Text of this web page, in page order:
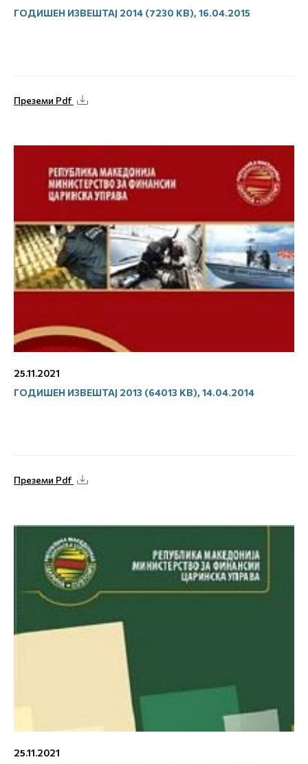
ГОДИШЕН ИЗВЕШТАЈ 2014 (7230 KB), 16.04.2015
Преземи Pdf
25.11.2021
ГОДИШЕН ИЗВЕШТАЈ 2013 (64013 KB), 14.04.2014
Преземи Pdf
25.11.2021